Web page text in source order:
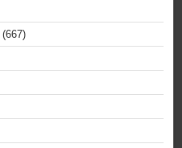
(667)